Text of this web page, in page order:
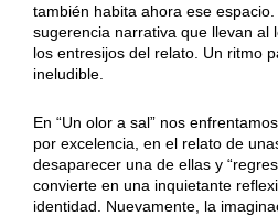
también habita ahora ese espacio.
sugerencia narrativa que llevan al
los entresijos del relato. Un ritmo
ineludible.
En “Un olor a sal” nos
por excelencia, en el relato de
desaparecer una de ellas y
convierte en una inquietante
identidad. Nuevamente, la